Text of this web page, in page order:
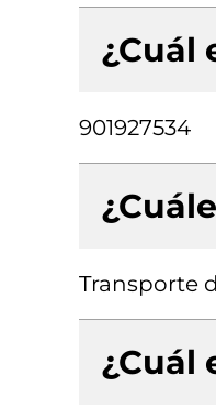
¿Cuál
901927534
Transporte
¿Cuál